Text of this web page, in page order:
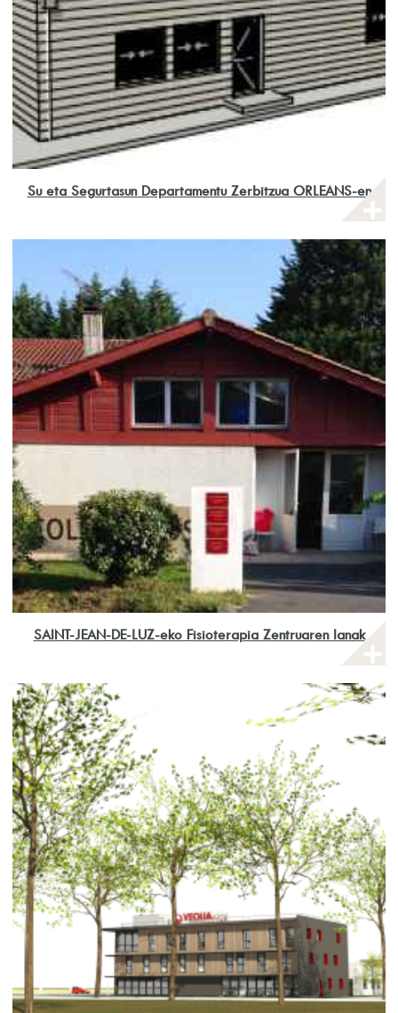
Su eta Segurtasun Departamentu Zerbitzua ORLEANS-en
SAINT-JEAN-DE-LUZ-eko Fisioterapia Zentruaren lanak